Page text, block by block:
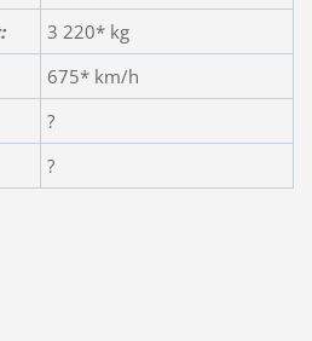
3 220* kg
675* km/h
?
?